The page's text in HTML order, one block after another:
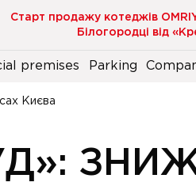
Старт продажу котеджів
Білогородці від
premises Parking
Києва